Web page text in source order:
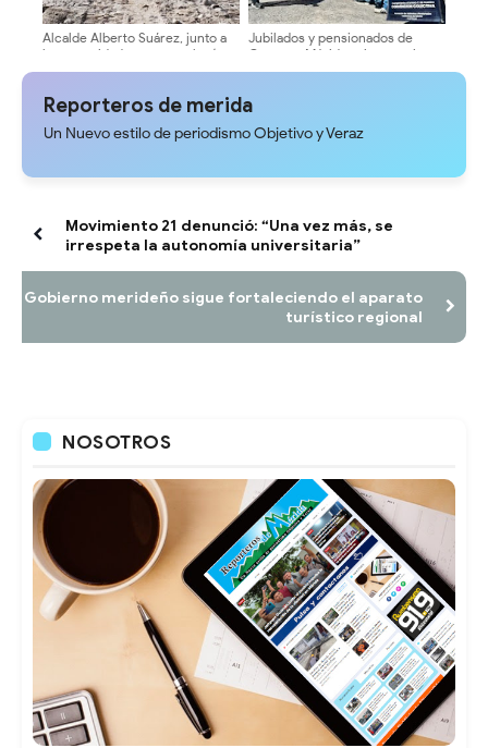
Alcalde Alberto Suárez, junto a
la comunidad recuperan la vía
hacia El Charal
Jubilados y pensionados de
Cantv en Mérida exigen mejoras
salariales y servicios médicos
Reporteros de merida
Un Nuevo estilo de periodismo Objetivo y Veraz
Movimiento 21 denunció: “Una vez más, se
irrespeta la autonomía universitaria”
Gobierno merideño sigue fortaleciendo el aparato
turístico regional
NOSOTROS